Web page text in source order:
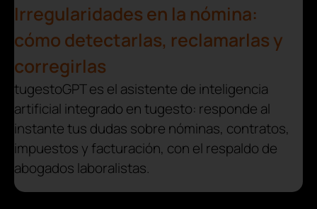
Irregularidades en la nómina:
cómo detectarlas, reclamarlas y
corregirlas
tugestoGPT es el asistente de inteligencia
artificial integrado en tugesto: responde al
instante tus dudas sobre nóminas, contratos,
impuestos y facturación, con el respaldo de
abogados laboralistas.